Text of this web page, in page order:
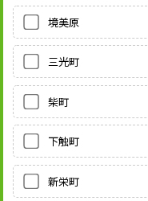
境美原
三光町
柴町
下触町
新栄町